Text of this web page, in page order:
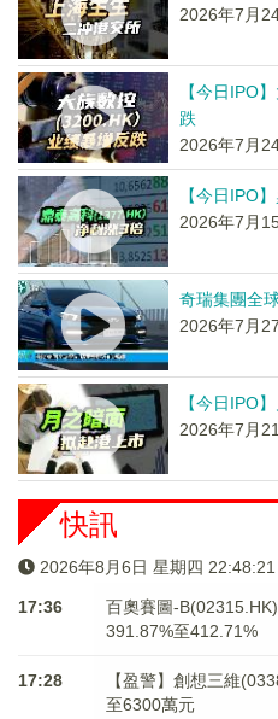
2026年7月
【今日IPO
跌
2026年7月
【今日IPO
2026年7月
奇瑞集團全
2026年7月
【今日IPO
2026年7月
快訊
2026年8月6日 星期四 22:48:22
17:36
百奧賽圖-
391.87%至412.71%
17:28
【盈警】創想三維
至6300萬元